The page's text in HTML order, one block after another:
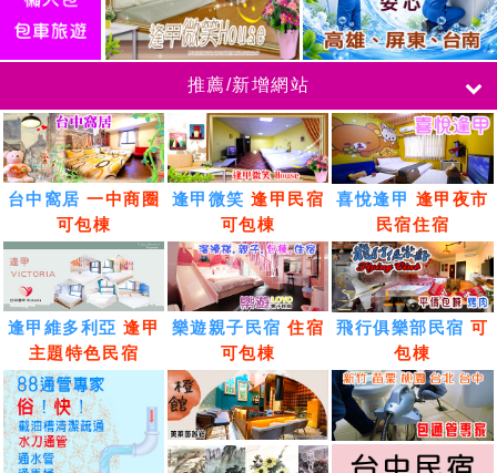
推薦/新增網站
台中窩居 一中商圈
可包棟
逢甲微笑 逢甲民宿
可包棟
喜悅逢甲 逢甲夜市
民宿住宿
逢甲維多利亞 逢甲
主題特色民宿
樂遊親子民宿 住宿
可包棟
飛行俱樂部民宿 可
包棟